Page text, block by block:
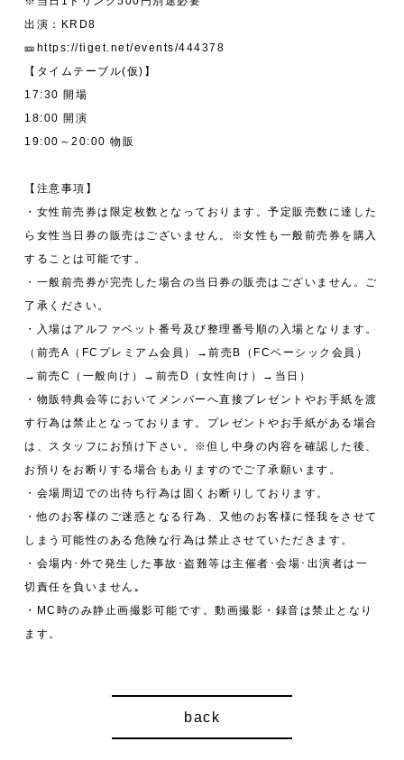
出演：KRD8
🎫https://tiget.net/events/444378
【タイムテーブル(仮)】
17:30 開場
18:00 開演
19:00～20:00 物販
【注意事項】
・女性前売券は限定枚数となっております。予定販売数に達した
ら女性当日券の販売はございません。※女性も一般前売券を購入
することは可能です。
・一般前売券が完売した場合の当日券の販売はございません。ご
了承ください。
・入場はアルファベット番号及び整理番号順の入場となります。
（前売A（FCプレミアム会員）→前売B（FCベーシック会員）
→前売C（一般向け）→前売D（女性向け）→当日）
・物販特典会等においてメンバーへ直接プレゼントやお手紙を渡
す行為は禁止となっております。プレゼントやお手紙がある場合
は、スタッフにお預け下さい。※但し中身の内容を確認した後、
お預りをお断りする場合もありますのでご了承願います。
・会場周辺での出待ち行為は固くお断りしております。
・他のお客様のご迷惑となる行為、又他のお客様に怪我をさせて
しまう可能性のある危険な行為は禁止させていただきます。
・会場内･外で発生した事故･盗難等は主催者･会場･出演者は一
切責任を負いません｡
・MC時のみ静止画撮影可能です。動画撮影・録音は禁止となり
ます。
back